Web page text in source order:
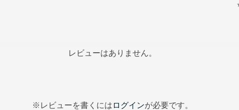
レビューはありません。
※レビューを書くには ログインが必要です。